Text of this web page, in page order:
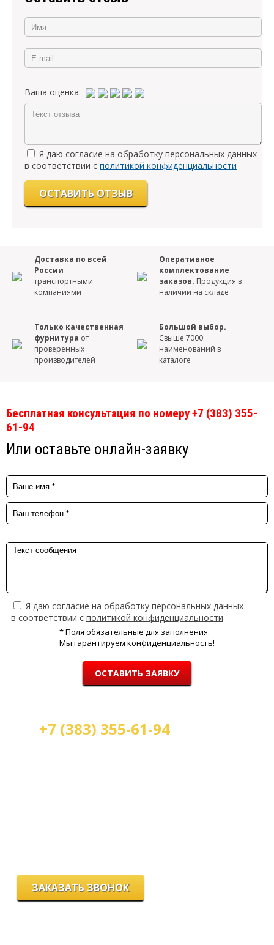
Доставка по всей
России
транспортными
компаниями
Оперативное
комплектование
заказов. Продукция в
наличии на складе
Только качественная
фурнитура от
проверенных
производителей
Большой выбор.
Свыше 7000
наименований в
каталоге
Ваша оценка:
Я даю согласие на обработку персональных данных
в соответствии с политикой конфиденциальности
Бесплатная консультация по номеру +7 (383) 355-
61-94
Или оставьте онлайн-заявку
Я даю согласие на обработку персональных данных
в соответствии с политикой конфиденциальности
* Поля обязательные для заполнения.
Мы гарантируем конфиденциальность!
ОСТАВИТЬ ЗАЯВКУ
+7 (383) 355-61-94
ЗАКАЗАТЬ ЗВОНОК